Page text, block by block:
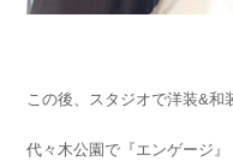
この後、スタジオで洋装&和
代々木公園で『エンゲージ』